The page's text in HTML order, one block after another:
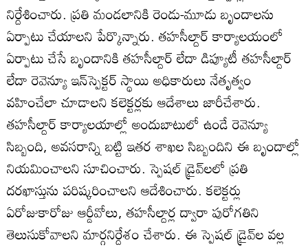
నిర్దేశించారు. ప్రతి మండలానికి రెండు-మూడు బృందాలను
ఏర్పాటు చేయాలని పేర్కొన్నారు. తహసీల్దార్‌ కార్యాలయంలో
ఏర్పాటు చేసే బృందానికి తహసీల్దార్‌ లేదా డిప్యూటీ తహసీల్దార్‌
లేదా రెవెన్యూ ఇన్‌స్పెక్టర్‌ స్థాయి అధికారులు నేతృత్వం
వహించేలా చూడాలని కలెక్టర్లకు ఆదేశాలు జారీచేశారు.
తహసీల్దార్‌ కార్యాలయాల్లో అందుబాటులో ఉండే రెవెన్యూ
సిబ్బంది, అవసరాన్ని బట్టి ఇతర శాఖల సిబ్బందిని ఈ బృందాల్లో
నియమించాలని సూచించారు. స్పెషల్‌ డ్రైవ్‌లలో ప్రతి
దరఖాస్తును పరిష్కరించాలని ఆదేశించారు. కలెక్టర్లు
ఏరోజుకారోజు ఆర్డీవోలు, తహసీల్దార్ల ద్వారా పురోగతిని
తెలుసుకోవాలని మార్గనిర్దేశం చేశారు. ఈ స్పెషల్‌ డ్రైవ్‌ల వల్ల